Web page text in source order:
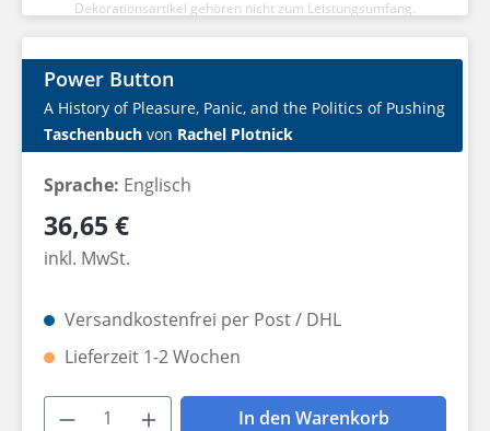
Dekorationsartikel gehören nicht zum Leistungsumfang.
Power Button
A History of Pleasure, Panic, and the Politics of Pushing
Taschenbuch von Rachel Plotnick
Sprache: Englisch
Regulärer Preis:
36,65 €
inkl. MwSt.
Versandkostenfrei per Post / DHL
Lieferzeit 1-2 Wochen
Produkt Anzahl: Gib den
In den Warenkorb